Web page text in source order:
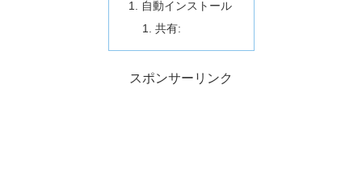
自動インストール
共有:
スポンサーリンク